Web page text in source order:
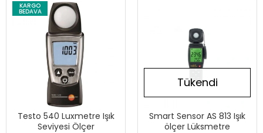
KARGO
BEDAVA
Testo 540 Luxmetre Işık
Seviyesi Ölçer
Tükendi
Smart Sensor AS 813 Işık
ölçer Lüksmetre